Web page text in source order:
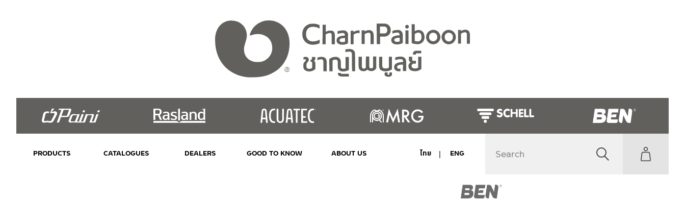
PRODUCTS CATALOGUES DEALERS GOOD TO KNOW ABOUT US ไทย ENG